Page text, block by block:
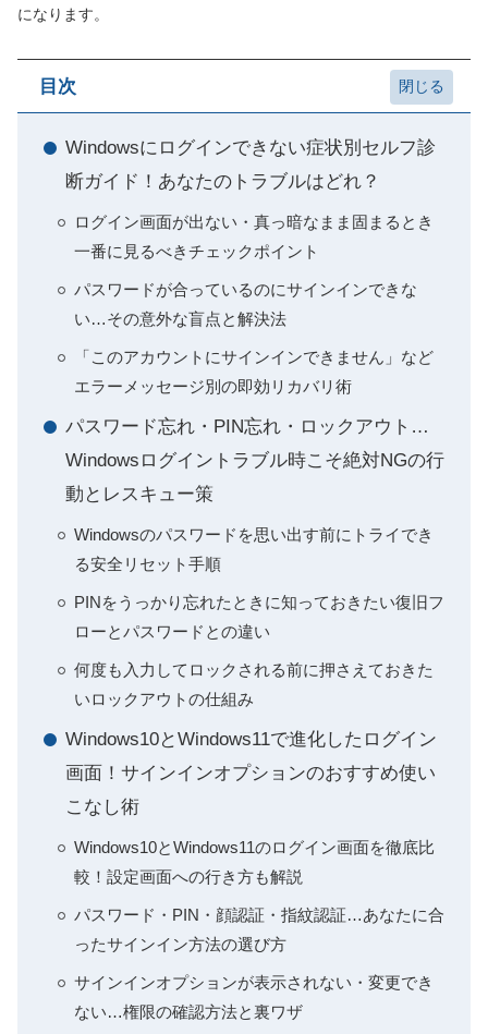
になります。
目次
Windowsにログインできない症状別セルフ診
断ガイド！あなたのトラブルはどれ？
ログイン画面が出ない・真っ暗なまま固まるとき
一番に見るべきチェックポイント
パスワードが合っているのにサインインできな
い…その意外な盲点と解決法
「このアカウントにサインインできません」など
エラーメッセージ別の即効リカバリ術
パスワード忘れ・PIN忘れ・ロックアウト…
Windowsログイントラブル時こそ絶対NGの行
動とレスキュー策
Windowsのパスワードを思い出す前にトライでき
る安全リセット手順
PINをうっかり忘れたときに知っておきたい復旧フ
ローとパスワードとの違い
何度も入力してロックされる前に押さえておきた
いロックアウトの仕組み
Windows10とWindows11で進化したログイン
画面！サインインオプションのおすすめ使い
こなし術
Windows10とWindows11のログイン画面を徹底比
較！設定画面への行き方も解説
パスワード・PIN・顔認証・指紋認証…あなたに合
ったサインイン方法の選び方
サインインオプションが表示されない・変更でき
ない…権限の確認方法と裏ワザ